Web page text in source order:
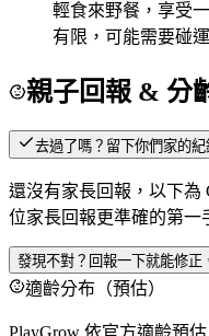
輕食來野餐，享受
有限，可能需要碰
親子回報 & 分
去過了嗎？留下你們家的紀
還沒有家長回報，以下為
位家長回報更準確的第一
發現不對？回報一下就能修正
適齡分布（預估）